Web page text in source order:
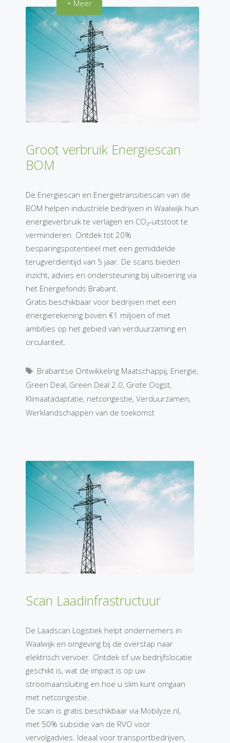
Groot verbruik Energiescan
BOM
De Energiescan en Energietransitiescan van de
BOM helpen industriële bedrijven in Waalwijk hun
energieverbruik te verlagen en CO₂-uitstoot te
verminderen. Ontdek tot 20%
besparingspotentieel met een gemiddelde
terugverdientijd van 5 jaar. De scans bieden
inzicht, advies en ondersteuning bij uitvoering via
het Energiefonds Brabant.
Gratis beschikbaar voor bedrijven met een
energierekening boven €1 miljoen of met
ambities op het gebied van verduurzaming en
circulariteit.
Tags
Brabantse Ontwikkeling Maatschappij, Energie,
Green Deal, Green Deal 2.0, Grote Oogst,
Klimaatadaptatie, netcongestie, Verduurzamen,
Werklandschappen van de toekomst
Scan Laadinfrastructuur
De Laadscan Logistiek helpt ondernemers in
Waalwijk en omgeving bij de overstap naar
elektrisch vervoer. Ontdek of uw bedrijfslocatie
geschikt is, wat de impact is op uw
stroomaansluiting en hoe u slim kunt omgaan
met netcongestie.
De scan is gratis beschikbaar via Mobilyze.nl,
met 50% subsidie van de RVO voor
vervolgadvies. Ideaal voor transportbedrijven,
+ Meer